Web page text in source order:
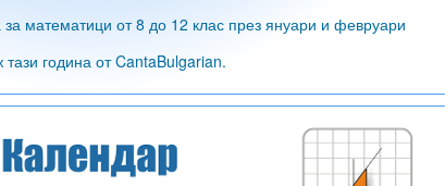
математици от 8 до 12 клас през януари и февруари
година от CantaBulgarian.